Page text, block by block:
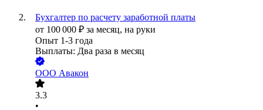
Бухгалтер по расчету заработной платы
от 100 000 ₽ за месяц, на руки
Опыт 1-3 года
Выплаты: Два раза в месяц
ООО Авакон
3.3
•